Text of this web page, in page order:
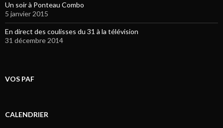
Un soir à Ponteau Combo
5 janvier 2015
En direct des coulisses du 31 à la télévision
31 décembre 2014
VOS PAF
CALENDRIER